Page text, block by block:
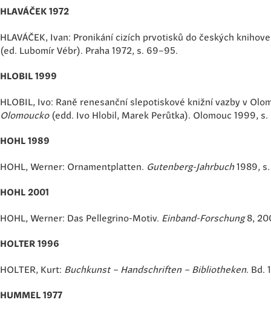
HLAVÁČEK 1972
HLAVÁČEK, Ivan: Pronikání cizích prvotisků do českých
(ed. Lubomír Vébr). Praha 1972, s. 69–95.
HLOBIL 1999
HLOBIL, Ivo: Raně renesanční slepotiskové knižní vazby v
Olomoucko(edd. Ivo Hlobil, Marek Perůtka). Olomouc 1999, s.
HOHL 1989
HOHL, Werner: Ornamentplatten. Gutenberg-Jahrbuch1989,
HOHL 2001
HOHL, Werner: Das Pellegrino-Motiv. Einband-Forschung8,
HOLTER 1996
HOLTER, Kurt: Buchkunst – Handschriften – Bibliotheken. Bd.
HUMMEL 1977